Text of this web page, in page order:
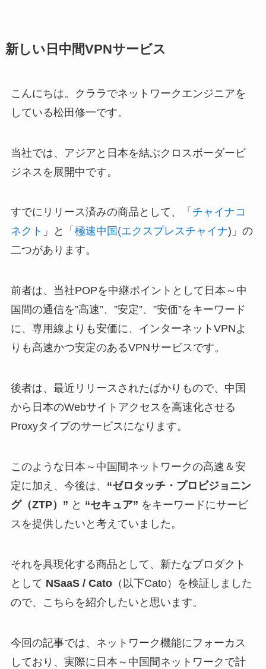
新しい日中間VPNサービス
こんにちは。クララでネットワークエンジニアを
している松田修一です。
当社では、アジアと日本を結ぶクロスボーダービ
ジネスを展開中です。
すでにリリース済みの商品として、「 チャイナコ
ネクト 」と「 極速中国(エクスプレスチャイナ)」の
二つがあります。
前者は、当社POPを中継ポイントとして日本～中
国間の通信を”高速”、”安定”、”安価”をキーワード
に、専用線よりも安価に、インターネットVPNよ
りも高速かつ安定のあるVPNサービスです。
後者は、最近リリースされたばかりもので、中国
から日本のWebサイトアクセスを高速化させる
Proxyタイプのサービスになります。
このような日本～中国間ネットワークの高速＆安
定に加え、今後は、 “ゼロタッチ・プロビジョニン
グ（ZTP）” と “セキュア” をキーワードにサービ
スを提供したいと考えていました。
それを具現化する商品として、新たなプロダクト
として NSaaS / Cato（以下Cato）を検証しました
ので、こちらを紹介したいと思います。
今回の記事では、ネットワーク機能にフォーカス
しており、実際に日本～中国間ネットワークで計